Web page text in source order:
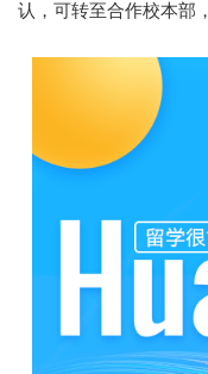
认，可转至合作校本部